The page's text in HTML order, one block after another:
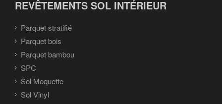
REVÊTEMENTS SOL INTÉRIEUR
Parquet stratifié
Parquet bois
Parquet bambou
SPC
Sol Moquette
Sol Vinyl